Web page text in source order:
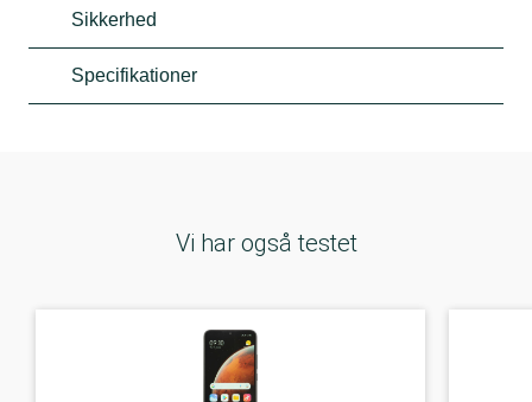
Sikkerhed
Specifikationer
Vi har også testet